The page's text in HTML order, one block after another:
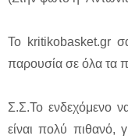
Το kritikobasket.gr
παρουσία σε όλα τα
Σ.Σ.Το ενδεχόμενο
είναι πολύ πιθανό,